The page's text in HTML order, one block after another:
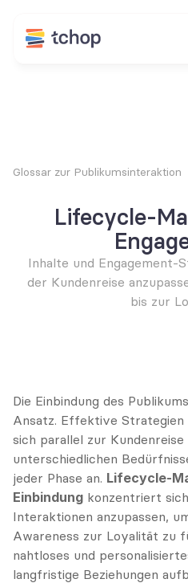
Glossar zur Publikumsinteraktion
Lifecycle-
Inhalte und Engagement-
der Kundenreise
bis zur
Die Einbindung des
Ansatz. Effektive Strategien
sich parallel zur
unterschiedlichen
jeder Phase an. Lifecycle-
Einbindung konzentriert
Interaktionen anzupassen,
Awareness zur Loyalität zu
nahtloses und
langfristige Beziehungen